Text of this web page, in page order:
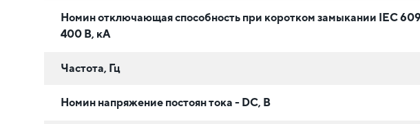
Номин отключающая способность при коротком замыкании IEC
400 В, кА
Частота, Гц
Номин напряжение постоян тока - DC, В